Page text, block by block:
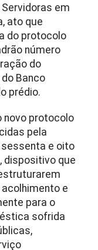
em
ato que
do protocolo
número
do
Banco
prédio.
novo protocolo
pela
e oito
dispositivo que
e
para o
sofrida